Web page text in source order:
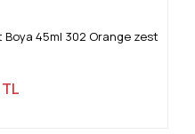
45ml 302 Orange zest